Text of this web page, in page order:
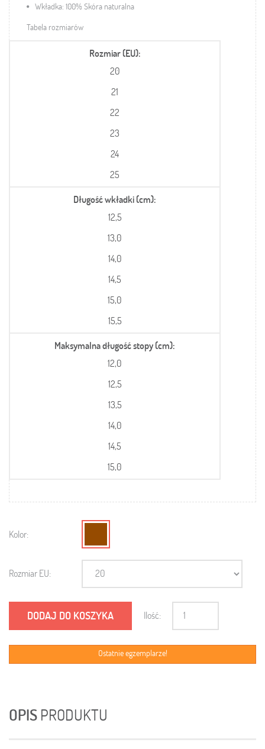
Wkładka: 100% Skóra naturalna
Tabela rozmiarów
Rozmiar (EU)
20
21
22
23
24
25
Długość wkładki (cm)
12,5
13,0
14,0
14,5
15,0
15,5
Maksymalna długość stopy (cm)
12,0
12,5
13,5
14,0
14,5
15,0
Kolor:
Rozmiar EU:
DODAJ DO KOSZYKA Ilość:
Ostatnie egzemplarze!
OPIS PRODUKTU